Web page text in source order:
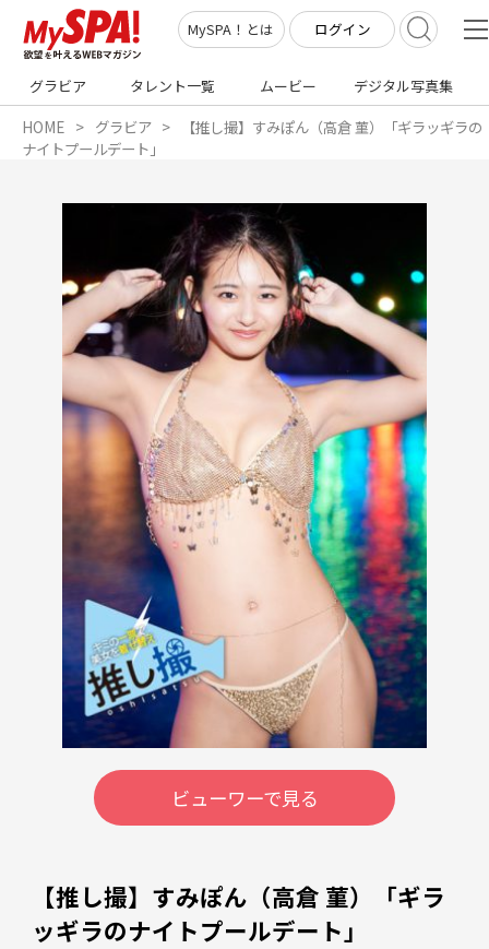
MySPA！とは ログイン
グラビア タレント一覧 ムービー デジタル写真集
HOME グラビア
【推し撮】すみぽん（高倉 菫）「ギラッギラの
ナイトプールデート」
ビューワーで見る
【推し撮】すみぽん（高倉 菫）「ギラ
ッギラのナイトプールデート」